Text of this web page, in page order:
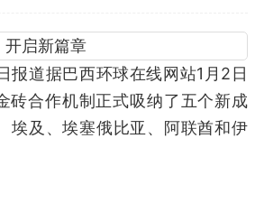
报道据巴西环球在线网站1月2日
砖合作机制正式吸纳了五个新成
埃及、埃塞俄比亚、阿联酋和伊